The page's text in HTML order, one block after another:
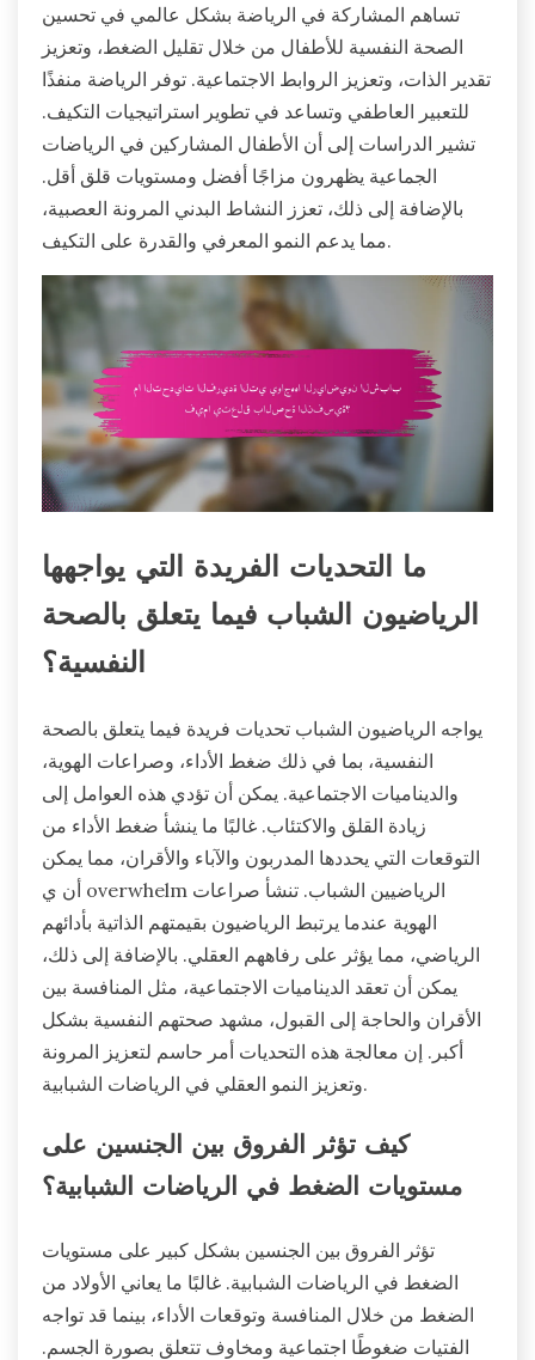
تساهم المشاركة في الرياضة بشكل عالمي في تحسين
الصحة النفسية للأطفال من خلال تقليل الضغط، وتعزيز
تقدير الذات، وتعزيز الروابط الاجتماعية. توفر الرياضة منفذًا
للتعبير العاطفي وتساعد في تطوير استراتيجيات التكيف.
تشير الدراسات إلى أن الأطفال المشاركين في الرياضات
الجماعية يظهرون مزاجًا أفضل ومستويات قلق أقل.
بالإضافة إلى ذلك، تعزز النشاط البدني المرونة العصبية،
مما يدعم النمو المعرفي والقدرة على التكيف.
ما التحديات الفريدة التي يواجهها
الرياضيون الشباب فيما يتعلق بالصحة
النفسية؟
يواجه الرياضيون الشباب تحديات فريدة فيما يتعلق بالصحة
النفسية، بما في ذلك ضغط الأداء، وصراعات الهوية،
والديناميات الاجتماعية. يمكن أن تؤدي هذه العوامل إلى
زيادة القلق والاكتئاب. غالبًا ما ينشأ ضغط الأداء من
التوقعات التي يحددها المدربون والآباء والأقران، مما يمكن
أن ي overwhelm الرياضيين الشباب. تنشأ صراعات
الهوية عندما يرتبط الرياضيون بقيمتهم الذاتية بأدائهم
الرياضي، مما يؤثر على رفاههم العقلي. بالإضافة إلى ذلك،
يمكن أن تعقد الديناميات الاجتماعية، مثل المنافسة بين
الأقران والحاجة إلى القبول، مشهد صحتهم النفسية بشكل
أكبر. إن معالجة هذه التحديات أمر حاسم لتعزيز المرونة
وتعزيز النمو العقلي في الرياضات الشبابية.
كيف تؤثر الفروق بين الجنسين على
مستويات الضغط في الرياضات الشبابية؟
تؤثر الفروق بين الجنسين بشكل كبير على مستويات
الضغط في الرياضات الشبابية. غالبًا ما يعاني الأولاد من
الضغط من خلال المنافسة وتوقعات الأداء، بينما قد تواجه
الفتيات ضغوطًا اجتماعية ومخاوف تتعلق بصورة الجسم.